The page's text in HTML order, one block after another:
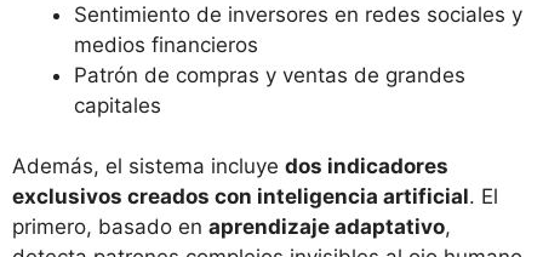
Sentimiento de inversores en redes sociales y
medios financieros
Patrón de compras y ventas de grandes
capitales
Además, el sistema incluye dos indicadores
exclusivos creados con inteligencia artificial. El
primero, basado en aprendizaje adaptativo,